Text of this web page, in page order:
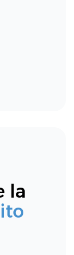
la